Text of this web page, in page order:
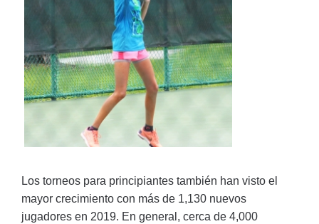
Los torneos para principiantes también han visto el
mayor crecimiento con más de 1,130 nuevos
jugadores en 2019. En general, cerca de 4,000